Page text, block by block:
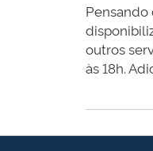
outros
às 18h.